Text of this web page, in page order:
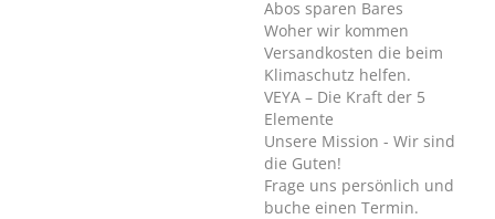
Abos sparen Bares
Woher wir kommen
Versandkosten die beim
Klimaschutz helfen.
VEYA – Die Kraft der 5
Elemente
Unsere Mission - Wir sind
die Guten!
Frage uns persönlich und
buche einen Termin.